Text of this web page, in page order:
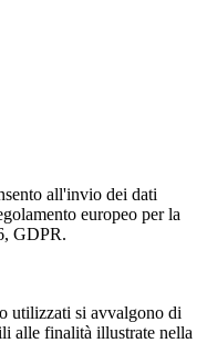
all'invio dei dati
europeo per la
GDPR.
utilizzati si avvalgono di
alle finalità illustrate nella